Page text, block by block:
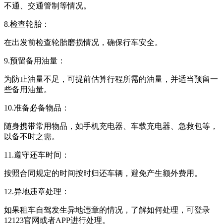
不通、交通管制等情况。
8.检查轮胎：
在出发前检查轮胎磨损情况，确保行车安全。
9.预留备用油量：
为防止油量不足，可提前估算行程所需的油量，并适当预留一
些备用油量。
10.准备必备物品：
随身携带常用物品，如手机充电器、车载充电器、急救包等，
以备不时之需。
11.遵守还车时间：
按照合同规定的时间按时归还车辆，避免产生额外费用。
12.异地违章处理：
如果租车自驾发生异地违章的情况，了解如何处理，可登录
12123官网或者APP进行处理。